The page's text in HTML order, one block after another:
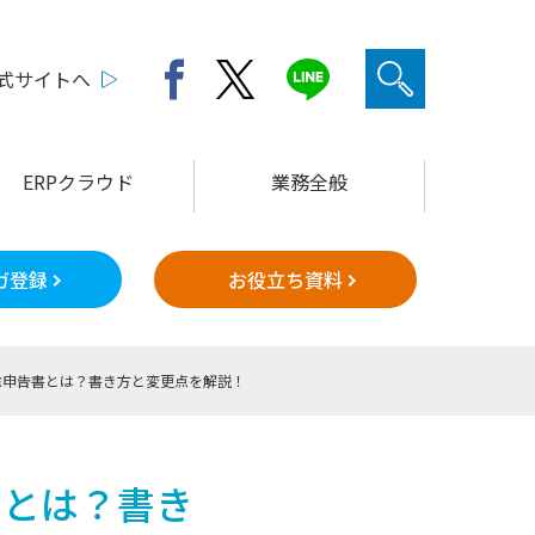
サイトへ
ERPクラウド 業務全般
登録 お役立ち資料
告書とは？書き方と変更点を解説！
は？書き